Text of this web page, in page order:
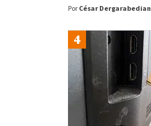
Por César Dergarabedian